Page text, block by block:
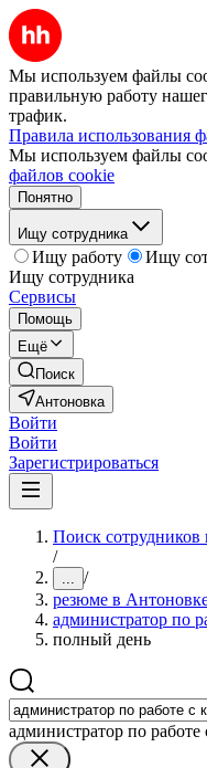
Мы используем файлы
правильную работу
трафик.
Правила использования
Мы используем файлы
файлов cookie
Понятно
Ищу сотрудника
Ищу работу
Ищу
Ищу сотрудника
Сервисы
Помощь
Ещё
Поиск
Антоновка
Войти
Войти
Зарегистрироваться
Поиск
/
... /
резюме в
администратор по
полный день
администратор по работе